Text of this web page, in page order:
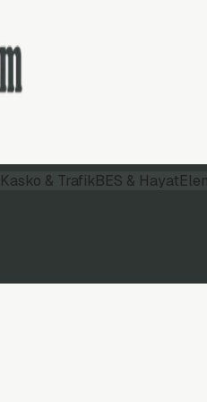
Kasko & TrafikBES & Hayat